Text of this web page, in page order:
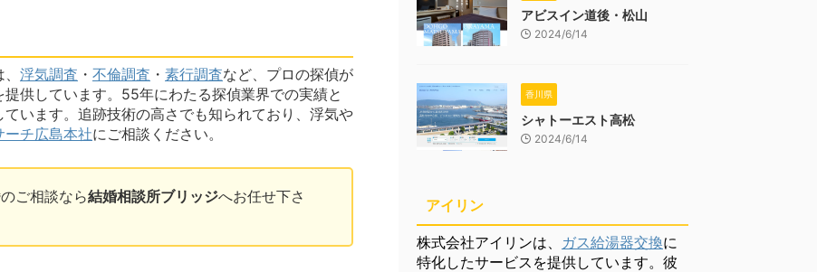
浮気調査 ・ 不倫調査 ・ 素行調査など、プロの探偵が
供しています。55年にわたる探偵業界での実績と
います。追跡技術の高さでも知られており、浮気や
ーチ広島本社にご相談ください。
ご相談なら結婚相談所ブリッジへお任せ下さ
アビスイン道後・松山
2024/6/14
香川県
シャトーエスト高松
2024/6/14
アイリン
株式会社アイリンは、 ガス給湯器交換に
特化したサービスを提供しています。彼